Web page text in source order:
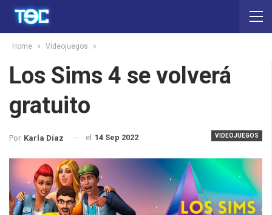
Home Videojuegos
Los Sims 4 se volverá
gratuito
VIDEOJUEGOS
Por Karla Díaz el 14 Sep 2022